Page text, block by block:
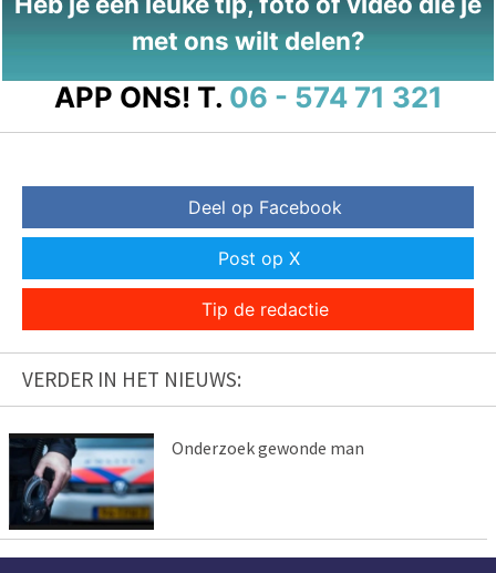
met ons wilt delen?
APP ONS! T. 06 - 574 71 321
Deel op Facebook
Post op X
Tip de redactie
VERDER IN HET NIEUWS:
Onderzoek gewonde man